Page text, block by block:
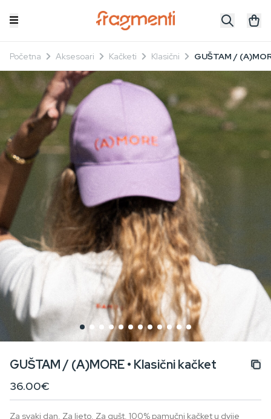
Početna Aksesoari Kačketi Klasični GUŠTAM /
GUŠTAM / (A)MORE • Klasični kačket
36.00€
Za svaki dan. Za ljeto. Za gušt. 100% pamučni kačket u dvije